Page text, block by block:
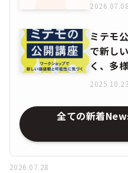
2026.07.08
ミテモ
で新し
く、多
2025.10.23
全ての新着
2026.07.28